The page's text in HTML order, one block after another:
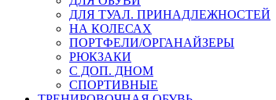
ДЛЯ ТУАЛ. ПРИНАДЛЕЖНОСТЕЙ
НА КОЛЕСАХ
ПОРТФЕЛИ/ОРГАНАЙЗЕРЫ
РЮКЗАКИ
С ДОП. ДНОМ
СПОРТИВНЫЕ